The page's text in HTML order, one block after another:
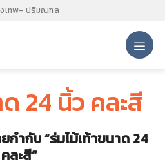
เทพ- ปริมณฑล
24 นิ้ว คละสี
กำกับ “ร่มไม้เท้าขนาด 24
ละสี”